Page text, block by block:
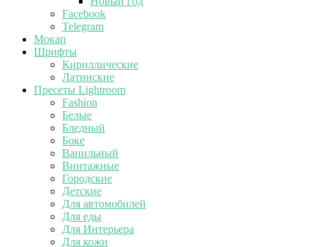
Facebook
Telegram
Мокап
Шрифты
Кириллические
Латинские
Пресеты Lightroom
Fashion
Белые
Бледный
Боке
Ванильный
Винтажные
Городские
Детские
Для автомобилей
Для еды
Для Интерьера
Для кожи